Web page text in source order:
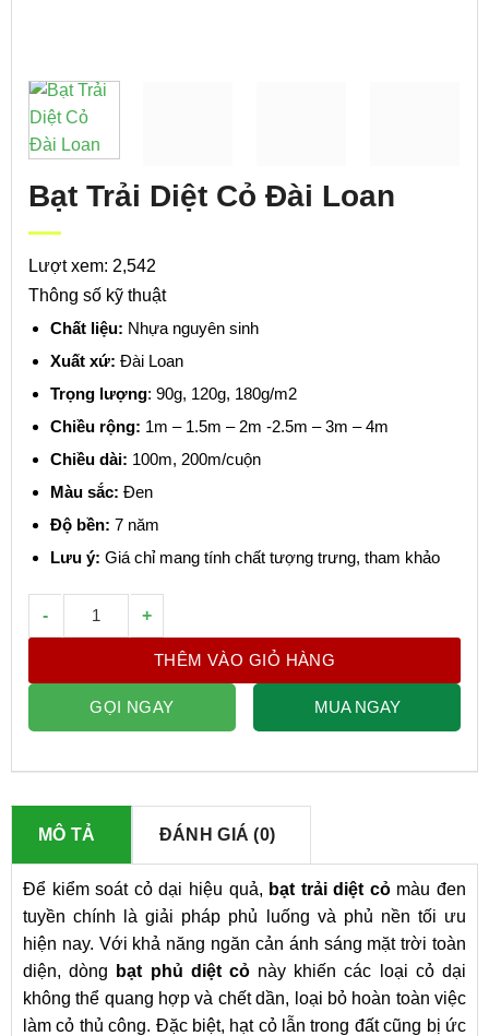
Bạt Trải Diệt Cỏ Đài Loan
Lượt xem: 2,542
Thông số kỹ thuật
Chất liệu: Nhựa nguyên sinh
Xuất xứ: Đài Loan
Trọng lượng: 90g, 120g, 180g/m2
Chiều rộng: 1m – 1.5m – 2m -2.5m – 3m – 4m
Chiều dài: 100m, 200m/cuộn
Màu sắc: Đen
Độ bền: 7 năm
Lưu ý: Giá chỉ mang tính chất tượng trưng, tham khảo
THÊM VÀO GIỎ HÀNG
GỌI NGAY MUA NGAY
MÔ TẢ ĐÁNH GIÁ (0)
Để kiểm soát cỏ dại hiệu quả, bạt trải diệt cỏmàu đen
tuyền chính là giải pháp phủ luống và phủ nền tối ưu
hiện nay. Với khả năng ngăn cản ánh sáng mặt trời toàn
diện, dòng
bạt phủ diệt cỏnày khiến các loại cỏ dại
không thể quang hợp và chết dần, loại bỏ hoàn toàn việc
làm cỏ thủ công. Đặc biệt, hạt cỏ lẫn trong đất cũng bị ức